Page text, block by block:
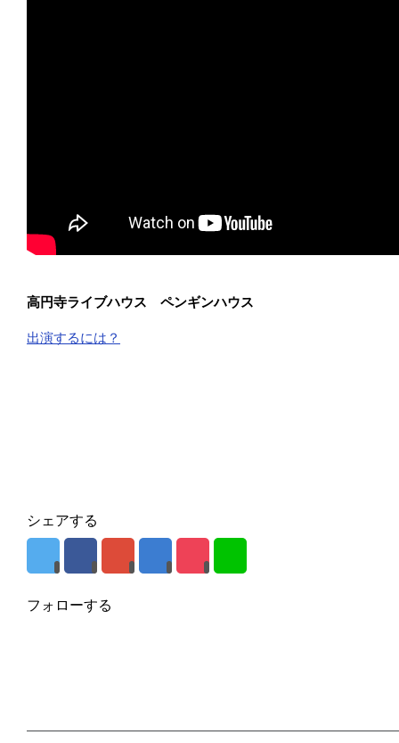
高円寺ライブハウス ペンギンハウス
出演するには？
シェアする
フォローする